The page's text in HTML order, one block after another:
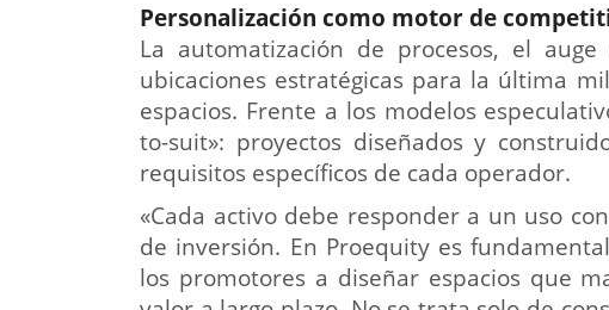
Personalización como motor de
La automatización de procesos, el
ubicaciones estratégicas para la última
espacios. Frente a los modelos
to-suit»: proyectos diseñados y
requisitos específicos de cada operador.
«Cada activo debe responder a un uso
de inversión. En Proequity es
los promotores a diseñar espacios que